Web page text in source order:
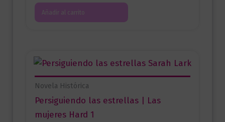
Añadir al carrito
Novela Histórica
Persiguiendo las estrellas | Las
mujeres Hard 1